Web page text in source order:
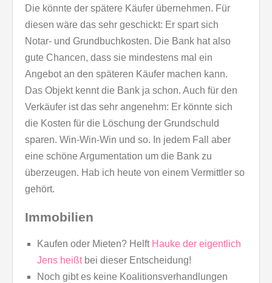
Die könnte der spätere Käufer übernehmen. Für
diesen wäre das sehr geschickt: Er spart sich
Notar- und Grundbuchkosten. Die Bank hat also
gute Chancen, dass sie mindestens mal ein
Angebot an den späteren Käufer machen kann.
Das Objekt kennt die Bank ja schon. Auch für den
Verkäufer ist das sehr angenehm: Er könnte sich
die Kosten für die Löschung der Grundschuld
sparen. Win-Win-Win und so. In jedem Fall aber
eine schöne Argumentation um die Bank zu
überzeugen. Hab ich heute von einem Vermittler so
gehört.
Immobilien
Kaufen oder Mieten? Helft Hauke der eigentlich
Jens heißtbei dieser Entscheidung!
Noch gibt es keine Koalitionsverhandlungen